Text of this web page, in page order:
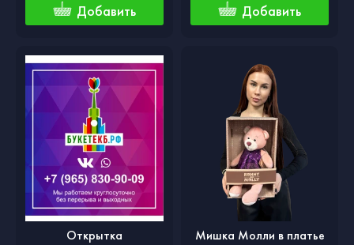
Добавить Добавить
Открытка Мишка Молли в платье